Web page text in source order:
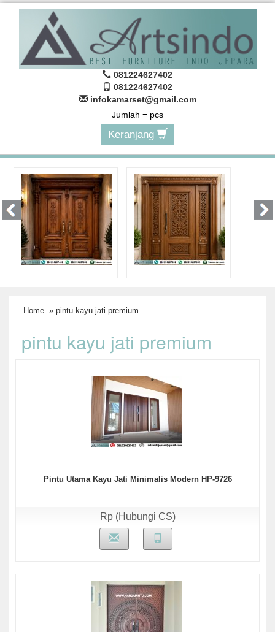
081224627402
081224627402
infokamarset@gmail.com
Jumlah = pcs
Keranjang
Home » pintu kayu jati premium
pintu kayu jati premium
Pintu Utama Kayu Jati Minimalis Modern HP-9726
Rp (Hubungi CS)